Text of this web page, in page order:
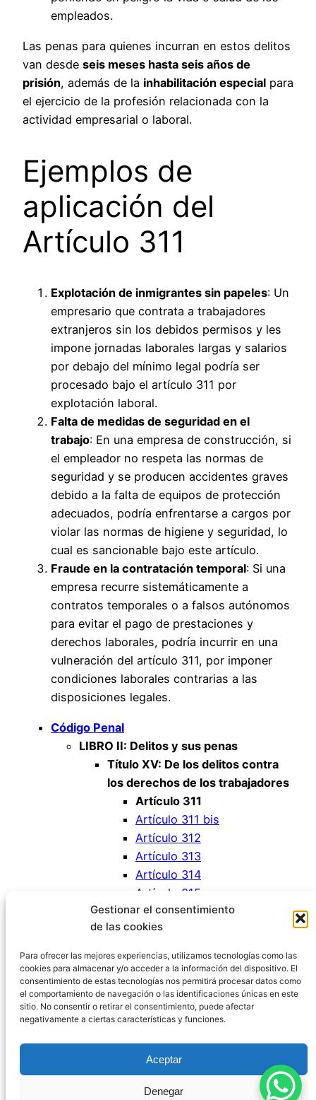
Gestionar el consentimiento
de las cookies
Para ofrecer las mejores experiencias, utilizamos tecnologías como las
cookies para almacenar y/o acceder a la información del dispositivo. El
consentimiento de estas tecnologías nos permitirá procesar datos como
el comportamiento de navegación o las identificaciones únicas en este
sitio. No consentir o retirar el consentimiento, puede afectar
negativamente a ciertas características y funciones.
Aceptar
Denegar
empleados.
Las penas para quienes incurran en estos delitos
van desde seis meses hasta seis años de
prisión, además de la inhabilitación especial para
el ejercicio de la profesión relacionada con la
actividad empresarial o laboral.
Ejemplos de
aplicación del
Artículo 311
Explotación de inmigrantes sin papeles: Un
empresario que contrata a trabajadores
extranjeros sin los debidos permisos y les
impone jornadas laborales largas y salarios
por debajo del mínimo legal podría ser
procesado bajo el artículo 311 por
explotación laboral.
Falta de medidas de seguridad en el
trabajo: En una empresa de construcción, si
el empleador no respeta las normas de
seguridad y se producen accidentes graves
debido a la falta de equipos de protección
adecuados, podría enfrentarse a cargos por
violar las normas de higiene y seguridad, lo
cual es sancionable bajo este artículo.
Fraude en la contratación temporal: Si una
empresa recurre sistemáticamente a
contratos temporales o a falsos autónomos
para evitar el pago de prestaciones y
derechos laborales, podría incurrir en una
vulneración del artículo 311, por imponer
condiciones laborales contrarias a las
disposiciones legales.
Código Penal
LIBRO II: Delitos y sus penas
Título XV: De los delitos contra
los derechos de los trabajadores
Artículo 311
Artículo 311 bis
Artículo 312
Artículo 313
Artículo 314
Artículo 315
Artículo 316
Artículo 317
Política de Privacidad Política de